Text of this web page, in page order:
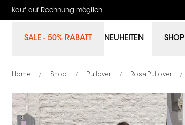
Kauf auf Rechnung möglich
SALE - 50% RABATT NEUHEITEN SHOP
Home / Shop / Pullover / Rosa Pullover /